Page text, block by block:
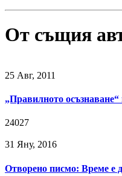
От същия
25 Авг, 2011
„Правилното
24027
31 Яну, 2016
Отворено писмо: Време е